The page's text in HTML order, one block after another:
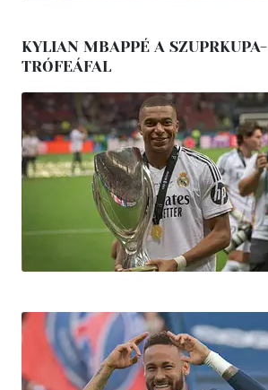
KYLIAN MBAPPÉ A SZUPRKUPA-
TRÓFEÁFAL